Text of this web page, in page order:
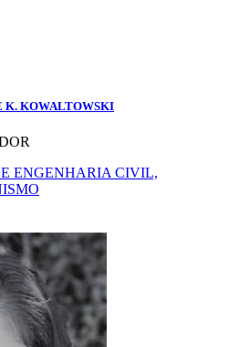
K. KOWALTOWSKI
ENGENHARIA CIVIL,